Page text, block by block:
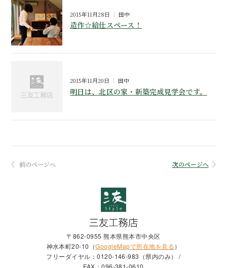
2015年11月28日 田中
造作☆給仕スペース！
2015年11月20日 田中
明日は、北区の家・新築完成見学会です。
前のページへ 次のページへ
〒862-0955 熊本県熊本市中央区
神水本町20-10（GoogleMapで所在地を見る）
フリーダイヤル：0120-146-983（県内のみ） /